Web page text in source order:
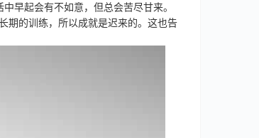
早起会有不如意，但总会苦尽甘来。
期的训练，所以成就是迟来的。这也告